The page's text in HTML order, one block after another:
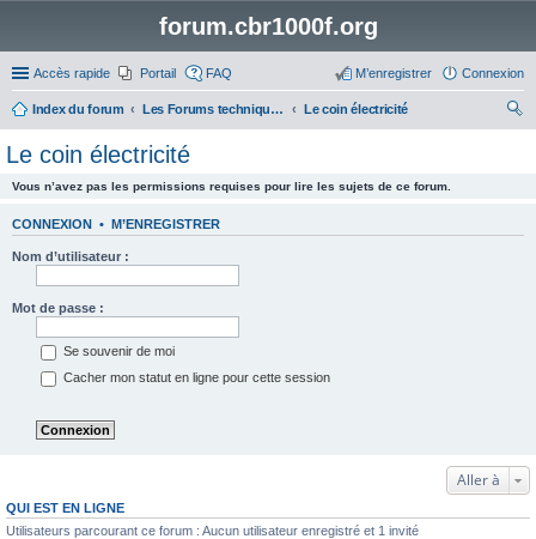
forum.cbr1000f.org
Accès rapide Portail FAQ Connexion
M’enregistrer
Index du forum Les Forums techniques des motos autres que le CBR 1000F
Le coin électricité
Le coin électricité
Vous n’avez pas les permissions requises pour lire les sujets de ce forum.
CONNEXION • M’ENREGISTRER
Nom d’utilisateur :
Mot de passe :
Se souvenir de moi
Cacher mon statut en ligne pour cette session
Aller à
QUI EST EN LIGNE
Utilisateurs parcourant ce forum : Aucun utilisateur enregistré et 1 invité